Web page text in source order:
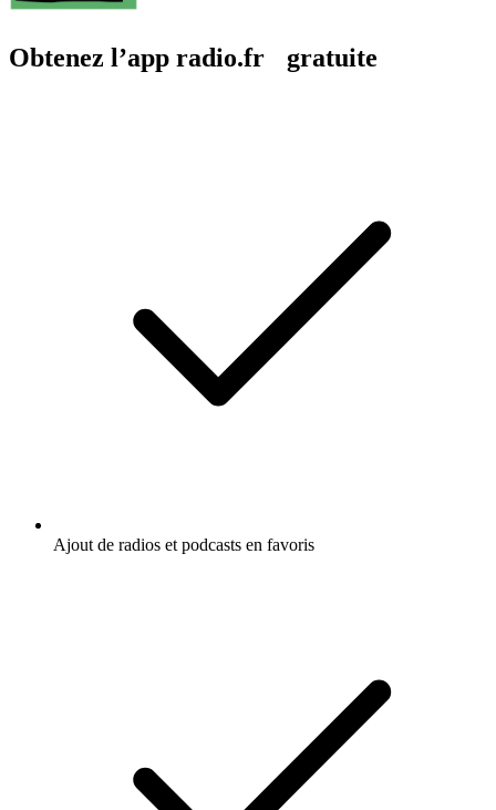
Obtenez l’app radio.fr gratuite
Ajout de radios et podcasts en favoris